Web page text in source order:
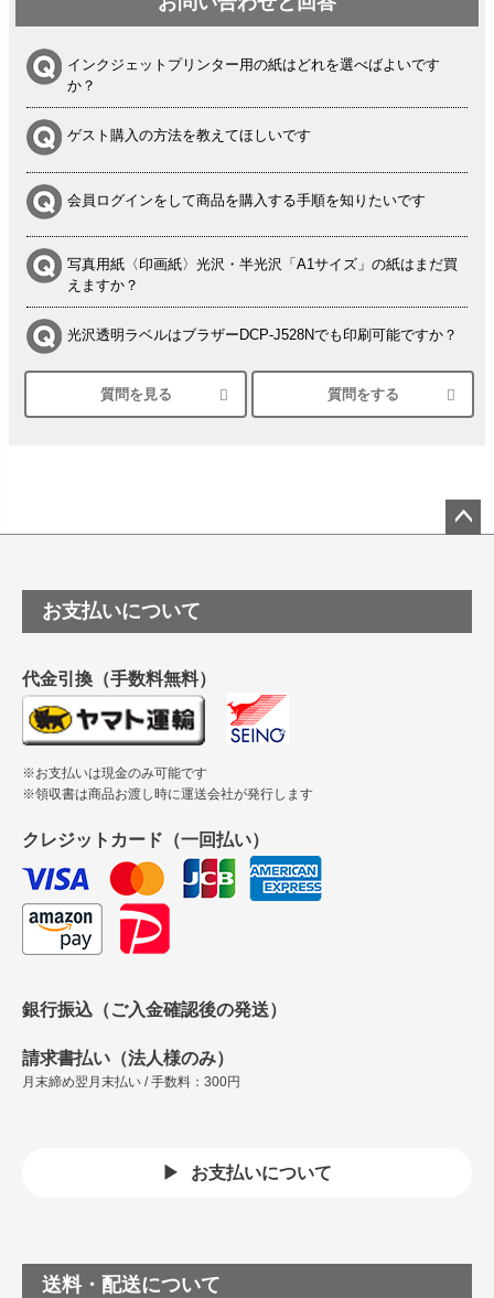
インクジェットプリンター用の紙はどれを選べばよいです
か？
ゲスト購入の方法を教えてほしいです
会員ログインをして商品を購入する手順を知りたいです
写真用紙〈印画紙〉光沢・半光沢「A1サイズ」の紙はまだ買
えますか？
光沢透明ラベルはブラザーDCP-J528Nでも印刷可能ですか？
シルバーペーパーにEPSON EP-30VAで印刷するときの設定
は？
塩ビのロール紙で離型紙が透明の商品はありますか
つや消し半透明ラベルのロールタイプはありますか？
縦420mm×横650mmの包装紙に適した紙はありますか？
質問を見る 質問をする
ップ
お支払いについて
代金引換（手数料無料）
※お支払いは現金のみ可能です
※領収書は商品お渡し時に運送会社が発行します
クレジットカード（一回払い）
銀行振込（ご入金確認後の発送）
請求書払い（法人様のみ）
月末締め翌月末払い / 手数料：300円
お支払いについて
送料・配送について